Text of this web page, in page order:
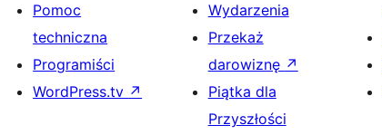
Pomoc
techniczna
Programiści
WordPress.tv ↗
Wydarzenia
Przekaż
darowiznę ↗
Piątka dla
Przyszłości